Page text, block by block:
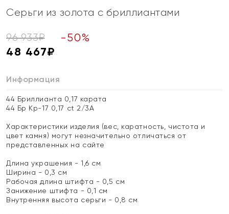
Серьги из золота с бриллиантами
96 933₽ -50%
48 467₽
Информация
44 Бриллианта 0,17 карата
44 Бр Кр-17 0,17 ct 2/3А
Характеристики изделия (вес, каратность, чистота и
цвет камня) могут незначительно отличаться от
представленных на сайте
Длина украшения - 1,6 см
Ширина - 0,3 см
Рабочая длина штифта - 0,5 см
Занижение штифта - 0,1 см
Внутренняя высота серьги - 0,8 см